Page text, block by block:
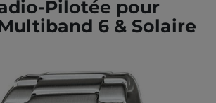
Pilotée pour
6 & Solaire